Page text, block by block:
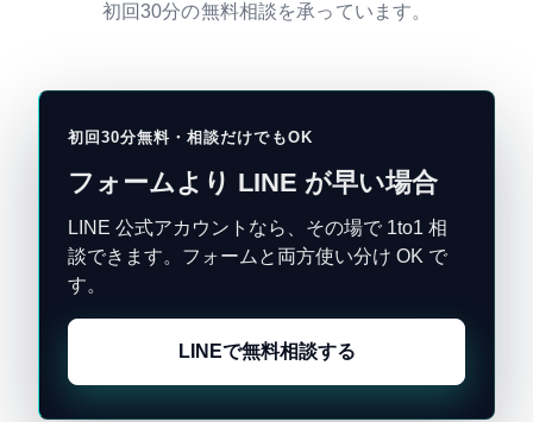
初回30分の無料相談を承っています。
初回30分無料・相談だけでもOK
フォームより LINE が早い場合
LINE 公式アカウントなら、その場で 1to1 相
談できます。フォームと両方使い分け OK で
す。
LINEで無料相談する